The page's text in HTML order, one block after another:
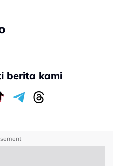
berita kami